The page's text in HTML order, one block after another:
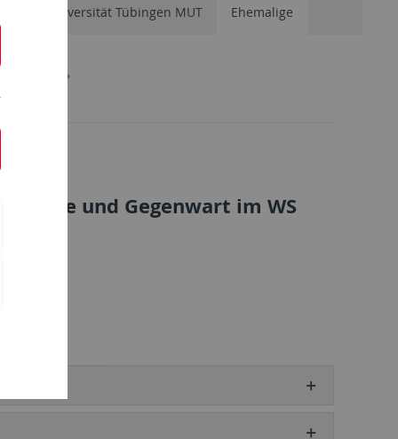
der Universität Tübingen MUT Ehemalige
und Gegenwart im WS